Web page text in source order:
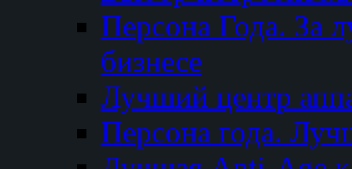
Персона Года. За
бизнесе
Лучший центр
Персона года.